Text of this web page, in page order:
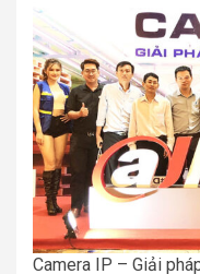
Camera IP – Giải